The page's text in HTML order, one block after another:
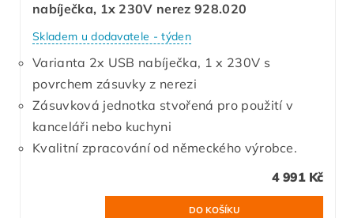
nabíječka, 1x 230V nerez 928.020
Skladem u dodavatele - týden
Varianta 2x USB nabíječka, 1 x 230V s
povrchem zásuvky z nerezi
Zásuvková jednotka stvořená pro použití v
kanceláři nebo kuchyni
Kvalitní zpracování od německého výrobce.
4 991 Kč